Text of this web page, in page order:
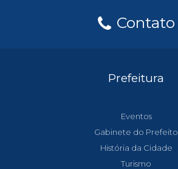
Contato
Prefeitura
Eventos
Gabinete do Prefeito
História da Cidade
Turismo